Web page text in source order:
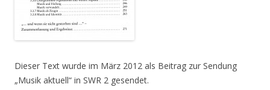
Dieser Text wurde im März 2012 als Beitrag zur Sendung
„Musik aktuell“ in SWR 2 gesendet.